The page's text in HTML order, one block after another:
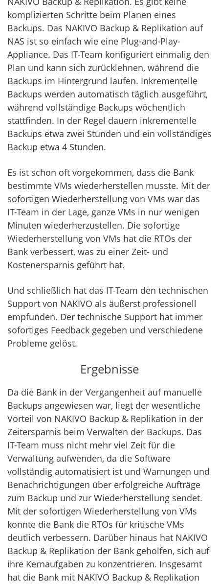
komplizierten Schritte beim Planen eines
Backups. Das NAKIVO Backup & Replikation auf
NAS ist so einfach wie eine Plug-and-Play-
Appliance. Das IT-Team konfiguriert einmalig den
Plan und kann sich zurücklehnen, während die
Backups im Hintergrund laufen. Inkrementelle
Backups werden automatisch täglich ausgeführt,
während vollständige Backups wöchentlich
stattfinden. In der Regel dauern inkrementelle
Backups etwa zwei Stunden und ein vollständiges
Backup etwa 4 Stunden.
Es ist schon oft vorgekommen, dass die Bank
bestimmte VMs wiederherstellen musste. Mit der
sofortigen Wiederherstellung von VMs war das
IT-Team in der Lage, ganze VMs in nur wenigen
Minuten wiederherzustellen. Die sofortige
Wiederherstellung von VMs hat die RTOs der
Bank verbessert, was zu einer Zeit- und
Kostenersparnis geführt hat.
Und schließlich hat das IT-Team den technischen
Support von NAKIVO als äußerst professionell
empfunden. Der technische Support hat immer
sofortiges Feedback gegeben und verschiedene
Probleme gelöst.
Ergebnisse
Da die Bank in der Vergangenheit auf manuelle
Backups angewiesen war, liegt der wesentliche
Vorteil von NAKIVO Backup & Replikation in der
Zeitersparnis beim Verwalten der Backups. Das
IT-Team muss nicht mehr viel Zeit für die
Verwaltung aufwenden, da die Software
vollständig automatisiert ist und Warnungen und
Benachrichtigungen über erfolgreiche Aufträge
zum Backup und zur Wiederherstellung sendet.
Mit der sofortigen Wiederherstellung von VMs
konnte die Bank die RTOs für kritische VMs
deutlich verbessern. Darüber hinaus hat NAKIVO
Backup & Replikation der Bank geholfen, sich auf
ihre Kernaufgaben zu konzentrieren. Insgesamt
hat die Bank mit NAKIVO Backup & Replikation